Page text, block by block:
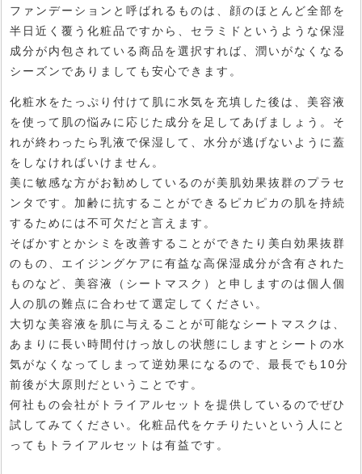
ファンデーションと呼ばれるものは、顔のほとんど全部を
半日近く覆う化粧品ですから、セラミドというような保湿
成分が内包されている商品を選択すれば、潤いがなくなる
シーズンでありましても安心できます。
化粧水をたっぷり付けて肌に水気を充填した後は、美容液
を使って肌の悩みに応じた成分を足してあげましょう。そ
れが終わったら乳液で保湿して、水分が逃げないように蓋
をしなければいけません。
美に敏感な方がお勧めしているのが美肌効果抜群のプラセ
ンタです。加齢に抗することができるピカピカの肌を持続
するためには不可欠だと言えます。
そばかすとかシミを改善することができたり美白効果抜群
のもの、エイジングケアに有益な高保湿成分が含有された
ものなど、美容液（シートマスク）と申しますのは個人個
人の肌の難点に合わせて選定してください。
大切な美容液を肌に与えることが可能なシートマスクは、
あまりに長い時間付けっ放しの状態にしますとシートの水
気がなくなってしまって逆効果になるので、最長でも10分
前後が大原則だということです。
何社もの会社がトライアルセットを提供しているのでぜひ
試してみてください。化粧品代をケチりたいという人にと
ってもトライアルセットは有益です。